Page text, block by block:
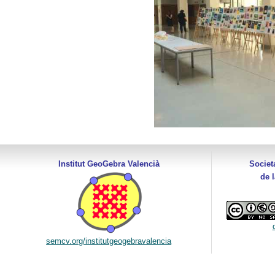
Institut GeoGebra Valencià
semcv.org/institutgeogebravalencia
de